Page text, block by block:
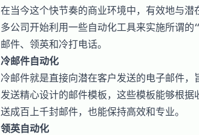
在当今这个快节奏的商业环境中，有效地与
多公司开始利用一些自动化工具来实施所谓
邮件、领英和冷打电话。
冷邮件自动化
冷邮件就是直接向潜在客户发送的电子邮件
发送精心设计的邮件模板，这些模板能够根
送成百上千封邮件，也能保持高效和专业。
领英自动化